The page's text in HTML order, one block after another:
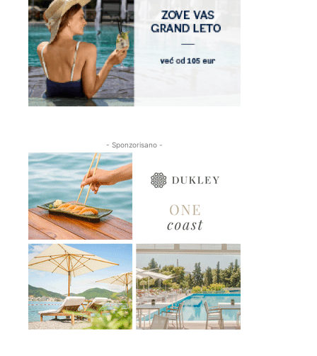
- Sponzorisano -